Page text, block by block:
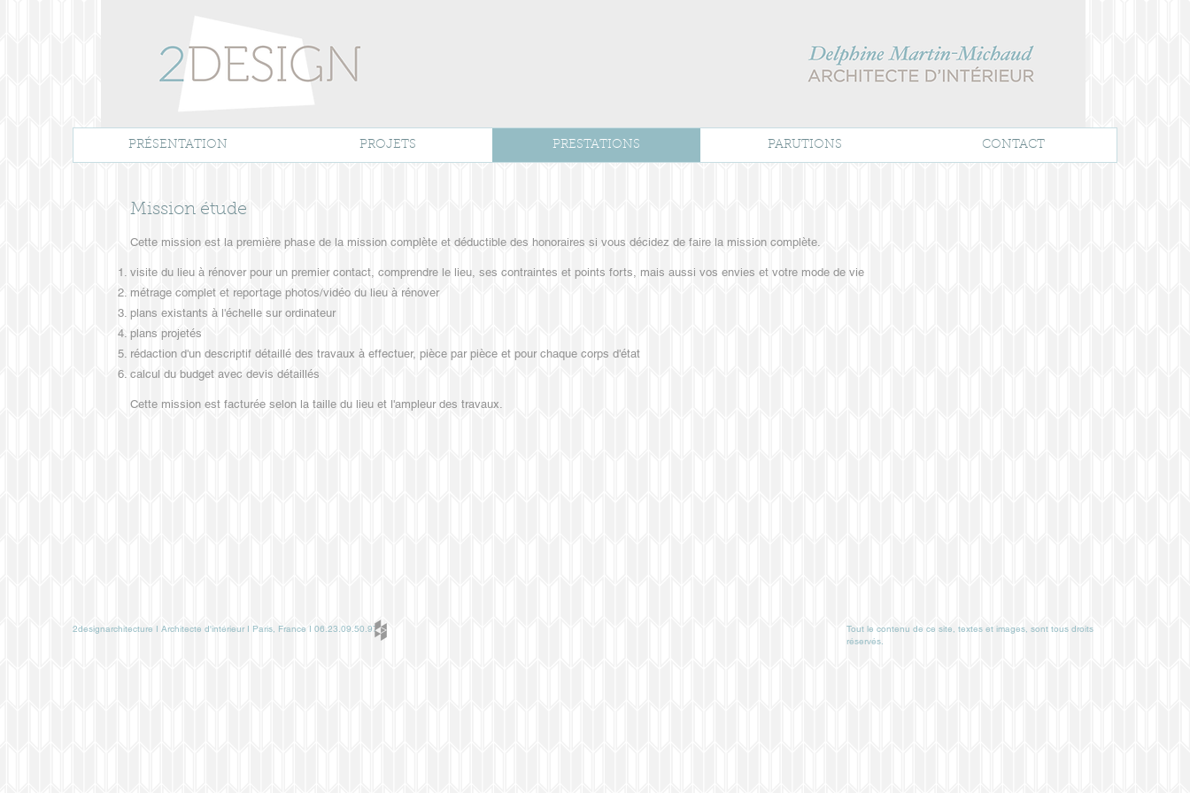
PRÉSENTATION PROJETS PRESTATIONS PARUTIONS CONTACT
Cette mission est la première phase de la mission complète et déductible des honoraires si vous décidez de faire la mission complète.
visite du lieu à rénover pour un premier contact, comprendre le lieu, ses contraintes et points forts, mais aussi vos envies et votre mode de vie
métrage complet et reportage photos/vidéo du lieu à rénover
plans existants à l'échelle sur ordinateur
plans projetés
rédaction d'un descriptif détaillé des travaux à effectuer, pièce par pièce et pour chaque corps d'état
calcul du budget avec devis détaillés
Cette mission est facturée selon la taille du lieu et l'ampleur des travaux.
Mission étude
2designarchitecture I Architecte d'intérieur I Paris, France I 06.23.09.50.97
Tout le contenu de ce site, textes et images, sont tous droits
réservés.